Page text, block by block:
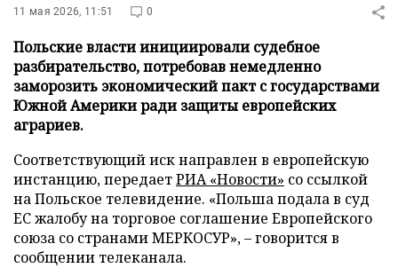
11 мая 2026, 11:51 0
Польские власти инициировали судебное
разбирательство, потребовав немедленно
заморозить экономический пакт с государствами
Южной Америки ради защиты европейских
аграриев.
Соответствующий иск направлен в европейскую
инстанцию, передаетРИА «Новости» со ссылкой
на Польское телевидение. «Польша подала в суд
ЕС жалобу на торговое соглашение Европейского
союза со странами МЕРКОСУР», – говорится в
сообщении телеканала.